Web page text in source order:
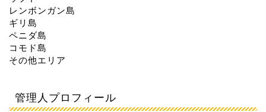
レンボンガン島
ギリ島
ペニダ島
コモド島
その他エリア
管理人プロフィール